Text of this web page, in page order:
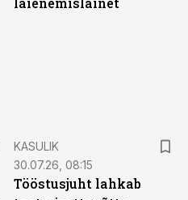
KASULIK
30.07.26, 08:15
Tööstusjuht lahkab